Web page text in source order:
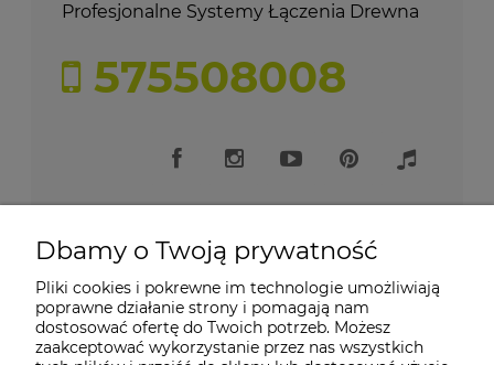
Profesjonalne Systemy Łączenia Drewna
575508008
Moje konto
Płatności i dostawa
Dbamy o Twoją prywatność
Pliki cookies i pokrewne im technologie umożliwiają
poprawne działanie strony i pomagają nam
dostosować ofertę do Twoich potrzeb. Możesz
zaakceptować wykorzystanie przez nas wszystkich